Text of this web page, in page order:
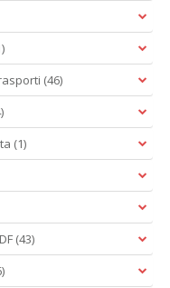
(46)
(1)
(43)